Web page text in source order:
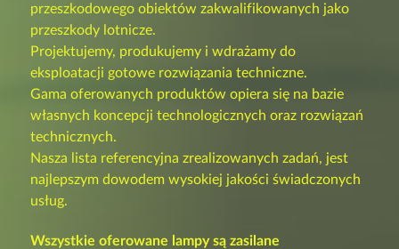
przeszkodowego obiektów zakwalifikowanych jako
przeszkody lotnicze.
Projektujemy, produkujemy i wdrażamy do
eksploatacji gotowe rozwiązania techniczne.
Gama oferowanych produktów opiera się na bazie
własnych koncepcji technologicznych oraz rozwiązań
technicznych.
Nasza lista referencyjna zrealizowanych zadań, jest
najlepszym dowodem wysokiej jakości świadczonych
usług.
Wszystkie oferowane lampy są zasilane